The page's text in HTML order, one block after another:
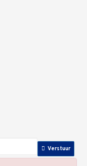
Verstuur